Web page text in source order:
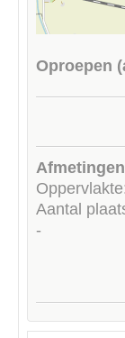
Oproepen
Afmetingen
Aantal
-